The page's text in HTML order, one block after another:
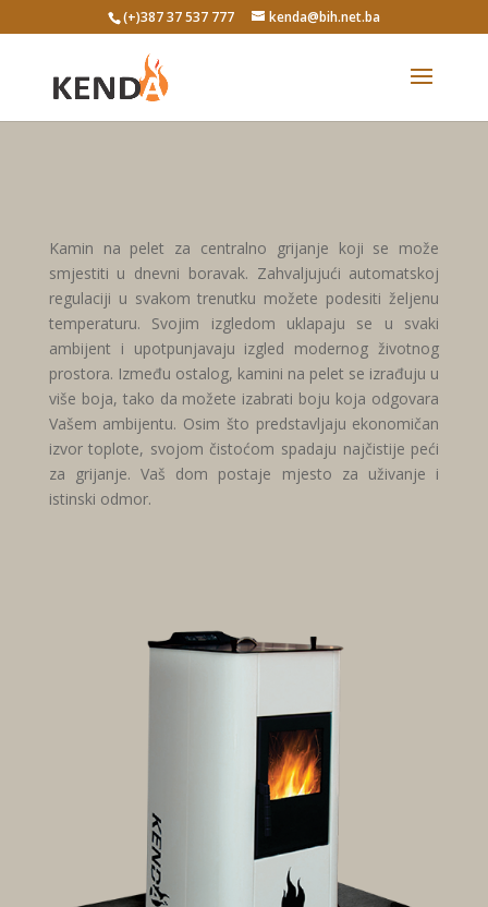
(+)387 37 537 777 kenda@bih.net.ba
Kamin na pelet za centralno grijanje koji se može
smjestiti u dnevni boravak. Zahvaljujući automatskoj
regulaciji u svakom trenutku možete podesiti željenu
temperaturu. Svojim izgledom uklapaju se u svaki
ambijent i upotpunjavaju izgled modernog životnog
prostora. Između ostalog, kamini na pelet se izrađuju u
više boja, tako da možete izabrati boju koja odgovara
Vašem ambijentu. Osim što predstavljaju ekonomičan
izvor toplote, svojom čistoćom spadaju najčistije peći
za grijanje. Vaš dom postaje mjesto za uživanje i
istinski odmor.